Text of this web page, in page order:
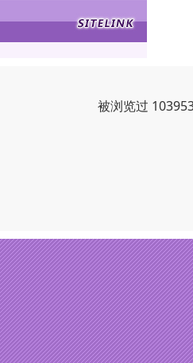
被浏览过